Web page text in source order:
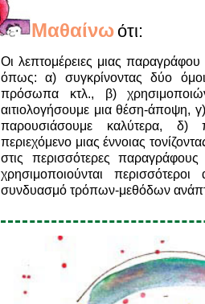
Μαθαίνω ότι:
Οι λεπτομέρειες μιας
όπως: α) συγκρίνοντας δύο
πρόσωπα κτλ., β)
αιτιολογήσουμε μια θέση-άποψη,
παρουσιάσουμε καλύτερα, δ)
περιεχόμενο μιας έννοιας
στις περισσότερες
χρησιμοποιούνται
συνδυασμό τρόπων-μεθόδων